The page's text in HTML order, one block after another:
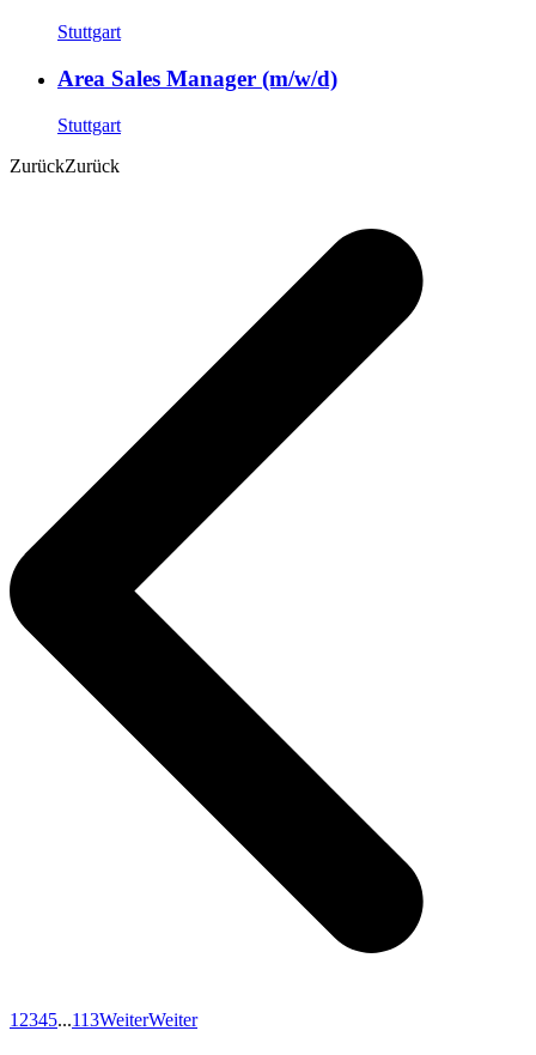
Stuttgart
Area Sales Manager (m/w/d)
Stuttgart
ZurückZurück
1 2345...113WeiterWeiter